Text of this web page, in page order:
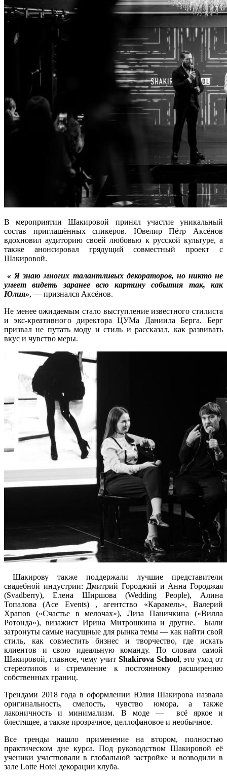
В мероприятии Шакировой принял участие уникальный
состав приглашённых спикеров. Ювелир Пётр Аксёнов
вдохновил аудиторию своей любовью к русской культуре, а
также анонсировал грядущий совместный проект с
Шакировой.
« Я знаю многих талантливых декораторов, но никто не
умеет видеть заранее всю картину события так, как
Юлия», — признался Аксёнов.
Не менее ожидаемым стало выступление известного стилиста
и экс-креативного директора ЦУМа Даниила Берга. Берг
призвал не путать моду и стиль и рассказал, как развивать
вкус и чувство меры.
Шакирову также поддержали лучшие представители
свадебной индустрии: Дмитрий Городжий и Анна Городжая
(Svadberry), Елена Ширшова (Wedding People), Алина
Топалова (Ace Events) , агентство «Карамель», Валерий
Храпов («Счастье в мелочах»), Лиза Паничкина («Вилла
Ротонда»), визажист Ирина Митрошкина и другие. Были
затронуты самые насущные для рынка темы — как найти свой
стиль, как совместить бизнес и творчество, где искать
клиентов и свою идеальную команду. По словам самой
Шакировой, главное, чему учит Shakirova School, это уход от
стереотипов и стремление к постоянному расширению
собственных границ.
Трендами 2018 года в оформлении Юлия Шакирова назвала
оригинальность, смелость, чувство юмора, а также
лаконичность и минимализм. В моде — всё яркое и
блестящее, а также прозрачное, целлофановое и необычное.
Все тренды нашло применение на втором, полностью
практическом дне курса. Под руководством Шакировой её
ученики участвовали в глобальной застройке и возводили в
зале Lotte Hotel декорации клуба.